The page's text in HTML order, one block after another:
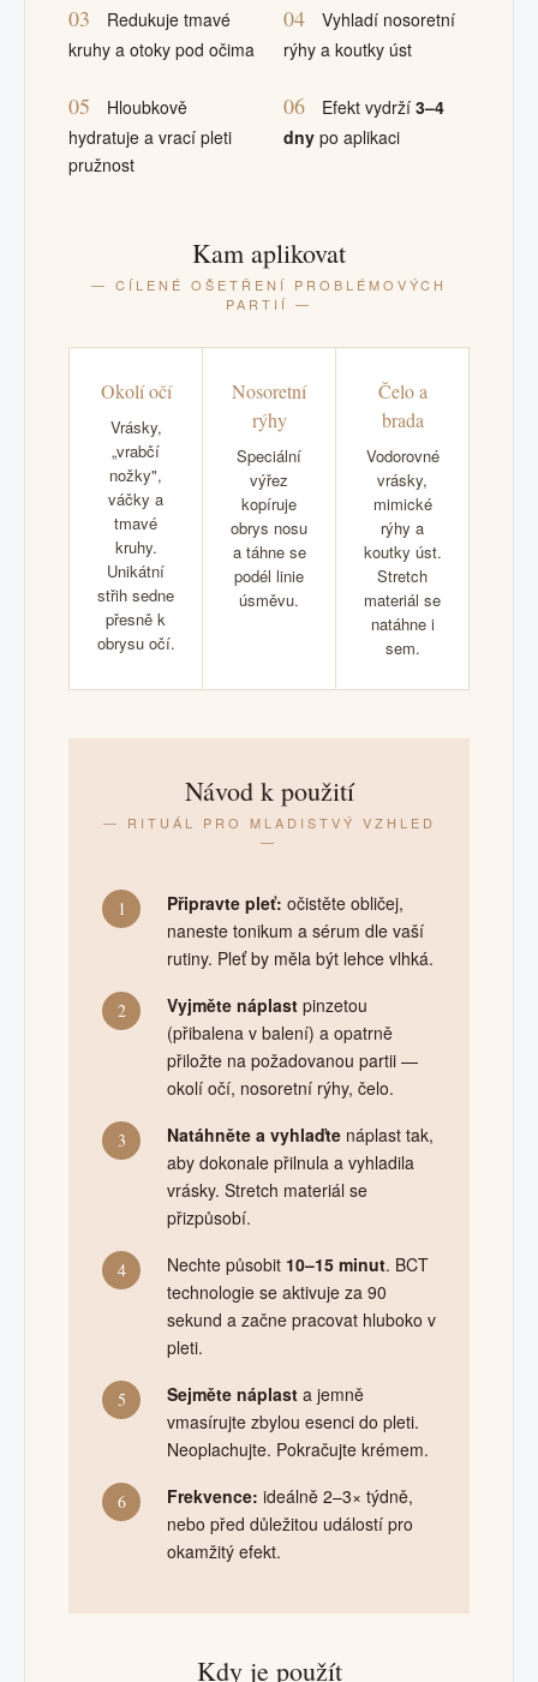
03
Redukuje tmavé
kruhy a otoky pod očima
04
Vyhladí nosoretní
rýhy a koutky úst
05
Hloubkově
hydratuje a vrací pleti
pružnost
06 Efekt vydrží 3–4
dny po aplikaci
Kam aplikovat
— CÍLENÉ OŠETŘENÍ PROBLÉMOVÝCH
PARTIÍ —
Okolí očí
Vrásky,
„vrabčí
nožky",
váčky a
tmavé
kruhy.
Unikátní
střih sedne
přesně k
obrysu očí.
Nosoretní
rýhy
Speciální
výřez
kopíruje
obrys nosu
a táhne se
podél linie
úsměvu.
Čelo a
brada
Vodorovné
vrásky,
mimické
rýhy a
koutky úst.
Stretch
materiál se
natáhne i
sem.
Návod k použití
— RITUÁL PRO MLADISTVÝ VZHLED
—
1 Připravte pleť: očistěte obličej,
naneste tonikum a sérum dle vaší
rutiny. Pleť by měla být lehce vlhká.
2 Vyjměte náplast pinzetou
(přibalena v balení) a opatrně
přiložte na požadovanou partii —
okolí očí, nosoretní rýhy, čelo.
3 Natáhněte a vyhlaďte náplast tak,
aby dokonale přilnula a vyhladila
vrásky. Stretch materiál se
přizpůsobí.
4 Nechte působit 10–15 minut. BCT
technologie se aktivuje za 90
sekund a začne pracovat hluboko v
pleti.
5 Sejměte náplast a jemně
vmasírujte zbylou esenci do pleti.
Neoplachujte. Pokračujte krémem.
6 Frekvence: ideálně 2–3× týdně,
nebo před důležitou událostí pro
okamžitý efekt.
Kdy je použít